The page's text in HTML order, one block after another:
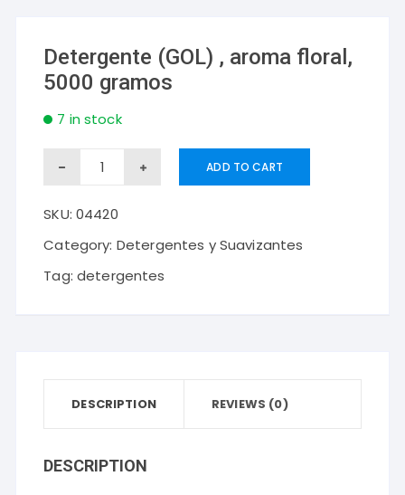
Detergente (GOL) , aroma floral,
5000 gramos
7 in stock
Detergente
,
aroma
floral,
ADD TO CART
SKU: 04420
Category: Detergentes y Suavizantes
Tag: detergentes
DESCRIPTION REVIEWS (0)
DESCRIPTION